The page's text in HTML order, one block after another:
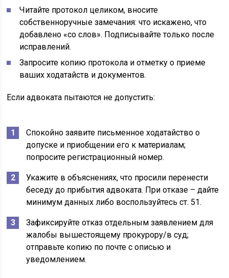
Читайте протокол целиком, вносите
собственноручные замечания: что искажено, что
добавлено «со слов». Подписывайте только после
исправлений.
Запросите копию протокола и отметку о приеме
ваших ходатайств и документов.
Если адвоката пытаются не допустить:
Спокойно заявите письменное ходатайство о
допуске и приобщении его к материалам;
попросите регистрационный номер.
Укажите в объяснениях, что просили перенести
беседу до прибытия адвоката. При отказе – дайте
минимум данных либо воспользуйтесь ст. 51.
Зафиксируйте отказ отдельным заявлением для
жалобы вышестоящему прокурору/в суд;
отправьте копию по почте с описью и
уведомлением.